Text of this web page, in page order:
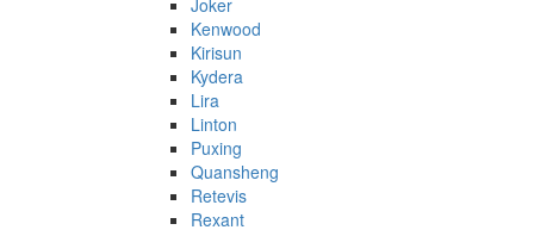
Kenwood
Kirisun
Kydera
Lira
Linton
Puxing
Quansheng
Retevis
Rexant